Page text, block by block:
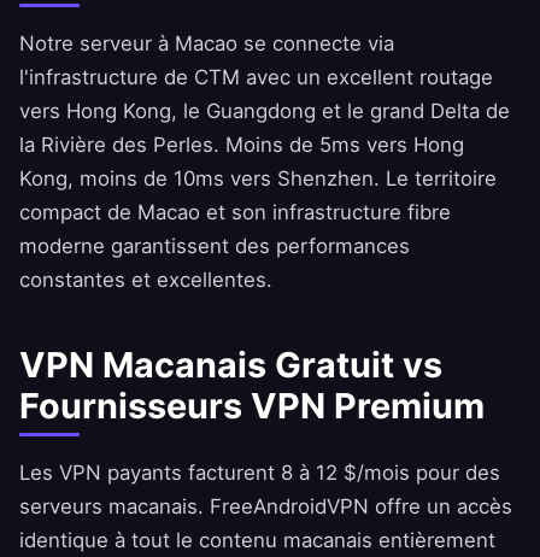
Notre serveur à Macao se connecte via
l'infrastructure de CTM avec un excellent routage
vers Hong Kong, le Guangdong et le grand Delta de
la Rivière des Perles. Moins de 5ms vers Hong
Kong, moins de 10ms vers Shenzhen. Le territoire
compact de Macao et son infrastructure fibre
moderne garantissent des performances
constantes et excellentes.
VPN Macanais Gratuit vs
Fournisseurs VPN Premium
Les VPN payants facturent 8 à 12 $/mois pour des
serveurs macanais. FreeAndroidVPN offre un accès
identique à tout le contenu macanais entièrement